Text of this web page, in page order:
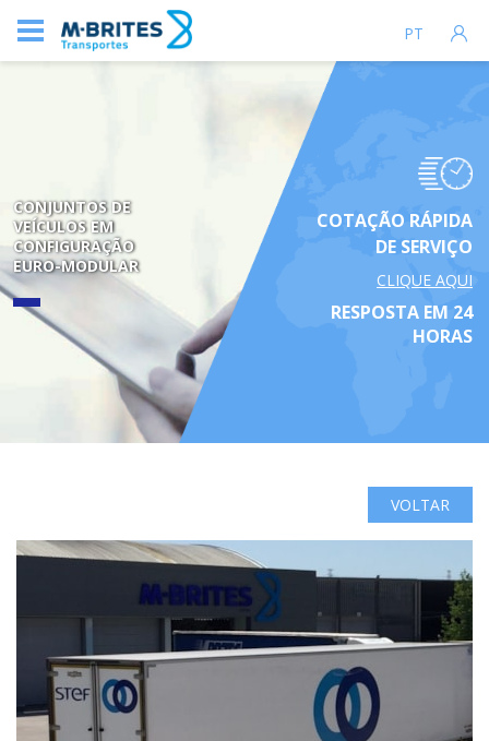
PT
CONJUNTOS DE
VEÍCULOS EM
CONFIGURAÇÃO
EURO-MODULAR
COTAÇÃO RÁPIDA
DE SERVIÇO
CLIQUE AQUI
RESPOSTA EM 24
HORAS
VOLTAR